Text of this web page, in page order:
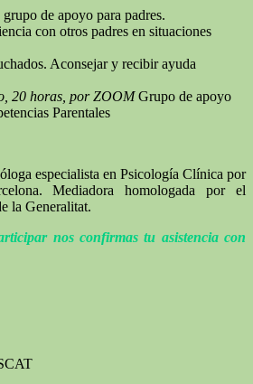
de apoyo para padres.
con otros padres en situaciones
Aconsejar y recibir ayuda
20 horas, por ZOOMGrupo de apoyo
Parentales
especialista en Psicología Clínica por
Mediadora homologada por el
la Generalitat.
nos confirmas tu asistencia con